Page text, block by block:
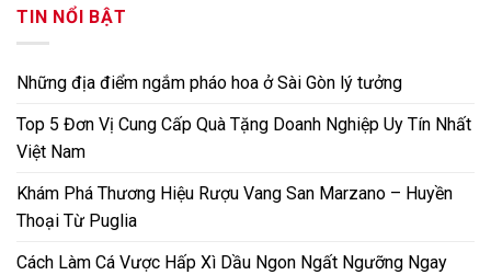
TIN NỔI BẬT
Những địa điểm ngắm pháo hoa ở Sài Gòn lý tưởng
Top 5 Đơn Vị Cung Cấp Quà Tặng Doanh Nghiệp Uy Tín Nhất
Việt Nam
Khám Phá Thương Hiệu Rượu Vang San Marzano – Huyền
Thoại Từ Puglia
Cách Làm Cá Vược Hấp Xì Dầu Ngon Ngất Ngưỡng Ngay